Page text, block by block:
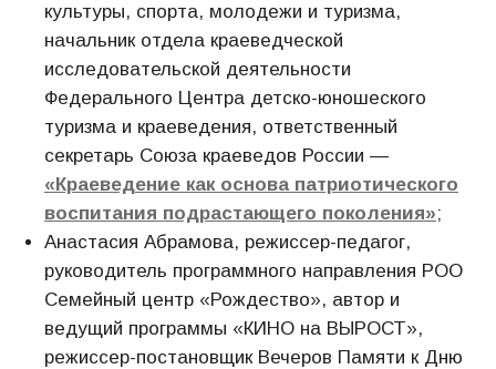
культуры, спорта, молодежи и туризма,
начальник отдела краеведческой
исследовательской деятельности
Федерального Центра детско-юношеского
туризма и краеведения, ответственный
секретарь Союза краеведов России —
«Краеведение как основа патриотического
воспитания подрастающего поколения»;
Анастасия Абрамова, режиссер-педагог,
руководитель программного направления РОО
Семейный центр «Рождество», автор и
ведущий программы «КИНО на ВЫРОСТ»,
режиссер-постановщик Вечеров Памяти к Дню